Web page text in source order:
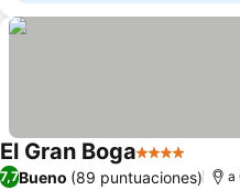
El Gran Boga4 Estrellas
Ver
7,7Bueno (89 puntuaciones) a